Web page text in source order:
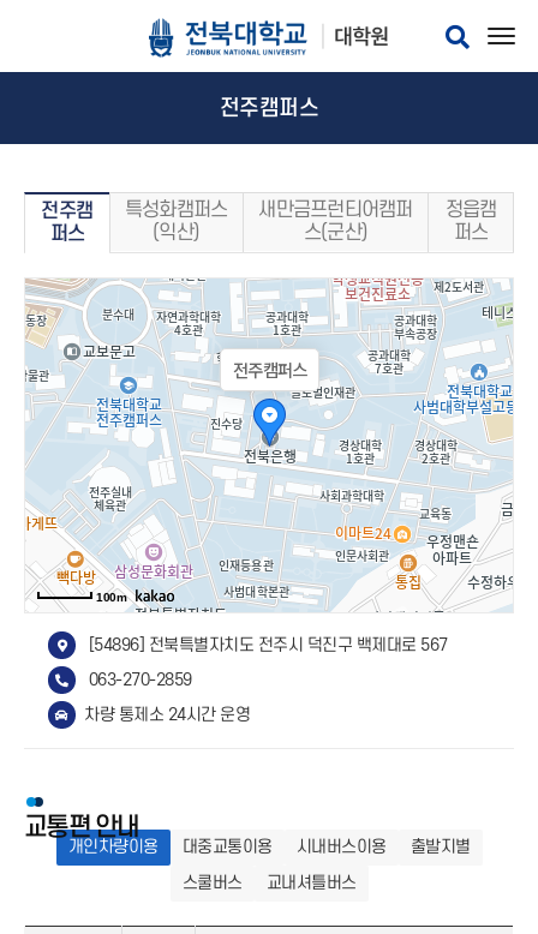
전주캠퍼스
전주캠
퍼스
특성화캠퍼스
(익산)
새만금프런티어캠퍼
스(군산)
정읍캠
퍼스
전주캠퍼스
100m
[54896] 전북특별자치도 전주시 덕진구 백제대로 567
063-270-2859
차량 통제소 24시간 운영
교통편 안내
개인차량이용 대중교통이용 시내버스이용
출발지별
스쿨버스
교내셔틀버스